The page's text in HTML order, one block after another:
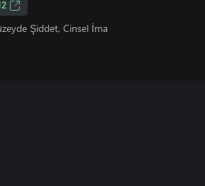
Şiddet, Cinsel İma